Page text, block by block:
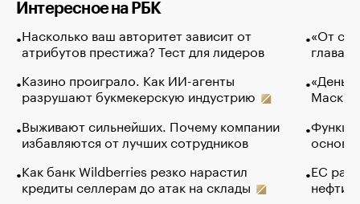
Интересное на РБК
Насколько ваш авторитет зависит от
атрибутов престижа? Тест для лидеров
Казино проиграло. Как ИИ-агенты
разрушают букмекерскую индустрию
Выживают сильнейших. Почему компании
избавляются от лучших сотрудников
Как банк Wildberries резко нарастил
кредиты селлерам до атак на склады
«От
глава
Маск в
основ
ЕС
нефти